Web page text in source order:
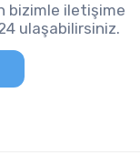
bizimle iletişime
ulaşabilirsiniz.